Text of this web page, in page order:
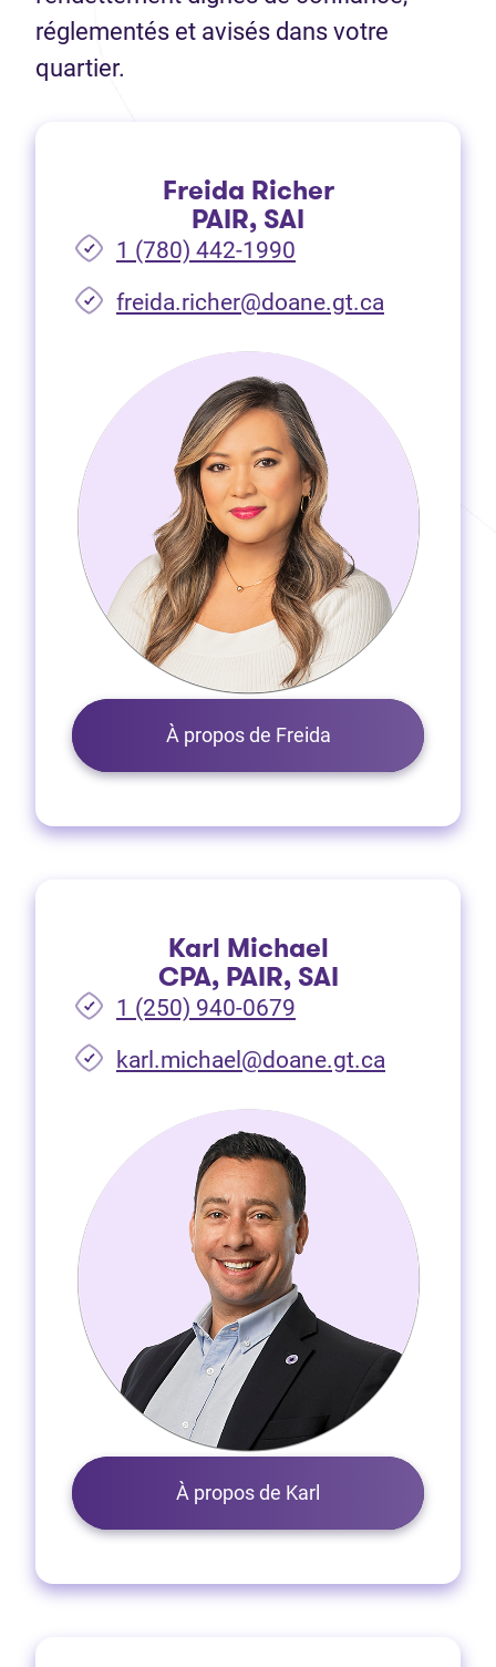
réglementés et avisés dans votre
quartier.
Freida Richer
PAIR, SAI
1 (780) 442-1990
freida.richer@doane.gt.ca
À propos de Freida
Karl Michael
CPA, PAIR, SAI
1 (250) 940-0679
karl.michael@doane.gt.ca
À propos de Karl